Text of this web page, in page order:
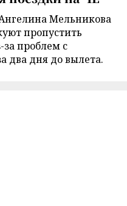
Мельникова
пропустить
за проблем с
два дня до вылета.